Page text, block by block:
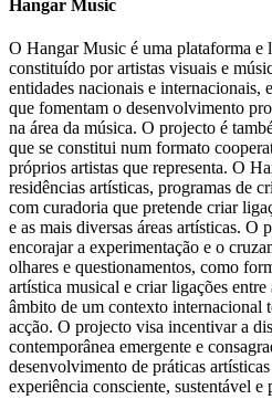
Hangar Music
O Hangar Music é uma plataforma e
constituído por artistas visuais e
entidades nacionais e internacionais,
que fomentam o desenvolvimento
na área da música. O projecto é
que se constitui num formato
próprios artistas que representa. O
residências artísticas, programas de
com curadoria que pretende criar
e as mais diversas áreas artísticas.
encorajar a experimentação e o
olhares e questionamentos, como
artística musical e criar ligações
âmbito de um contexto internacional
acção. O projecto visa incentivar a
contemporânea emergente e
desenvolvimento de práticas
experiência consciente, sustentável e